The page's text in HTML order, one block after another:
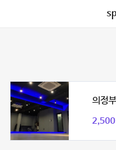
의정
2,500